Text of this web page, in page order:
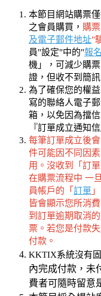
本節目網站購票
之會員購買， 購
及電子郵件地址"
員"設定"中的"報
機」，可減少購
證，但收不到簡訊
為了確保您的權
寫的聯絡人電子
箱，以免因為擋
『訂單成立通知信
每筆訂單成立後
件可能因不同因
用。沒收到「訂
在購票流程中 一
員帳戶的「 訂單
皆會顯示您所消
到訂單逾期取消
票。若您是付款
付款。
KKTIX系統沒有
內完成付款，未
費者可隨時留意